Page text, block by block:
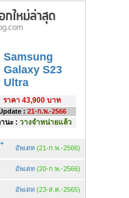
Samsung
Galaxy S23
Ultra
ราคา 43,900 บาท
: 21-ก.พ.-2566
นะ : วางจำหน่ายแล้ว
อัพเดท (21-ก.พ.-2566)
อัพเดท (20-ก.พ.-2566)
อัพเดท (23-ส.ค.-2565)